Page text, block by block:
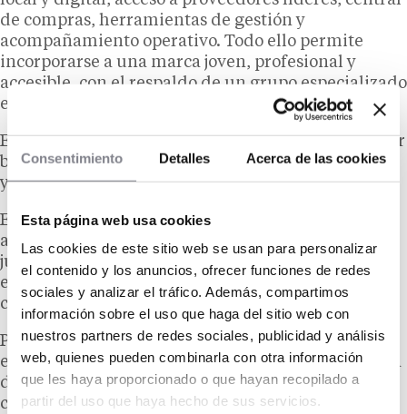
Consentimiento Detalles Acerca de las cookies
Esta página web usa cookies
Las cookies de este sitio web se usan para personalizar
el contenido y los anuncios, ofrecer funciones de redes
sociales y analizar el tráfico. Además, compartimos
información sobre el uso que haga del sitio web con
nuestros partners de redes sociales, publicidad y análisis
web, quienes pueden combinarla con otra información
que les haya proporcionado o que hayan recopilado a
partir del uso que haya hecho de sus servicios.
de compras, herramientas de gestión y
acompañamiento operativo. Todo ello permite
incorporarse a una marca joven, profesional y
accesible, con el respaldo de un grupo especializado
en gestión y desarrollo de salones.
Este respaldo permite al nuevo franquiciado operar
bajo una marca reconocida, con procesos definidos
y acompañamiento en las áreas clave del negocio.
El traspaso responde a una decisión personal del
actual franquiciado vinculada a su proceso de
jubilación. El salón continúa operativo, con equipo
estable, instalaciones acondicionadas y actividad
consolidada.
Para candidatos validados se facilitará dossier
económico con información ampliada sobre cuenta
de resultados, contrato de alquiler, estructura de
costes, personal, activos incluidos, condiciones del